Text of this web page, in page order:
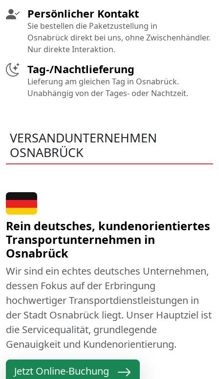
Tag-/Nachtlieferung
Lieferung am gleichen Tag in Osnabrück.
Unabhängig von der Tages- oder Nachtzeit.
Persönlicher Kontakt
Sie bestellen die Paketzustellung in
Osnabrück direkt bei uns, ohne Zwischenhändler.
Nur direkte Interaktion.
VERSANDUNTERNEHMEN
OSNABRÜCK
Rein deutsches, kundenorientiertes
Transportunternehmen in
Osnabrück
Wir sind ein echtes deutsches Unternehmen,
dessen Fokus auf der Erbringung
hochwertiger Transportdienstleistungen in
der Stadt Osnabrück liegt. Unser Hauptziel ist
die Servicequalität, grundlegende
Genauigkeit und Kundenorientierung.
Jetzt Online-Buchung